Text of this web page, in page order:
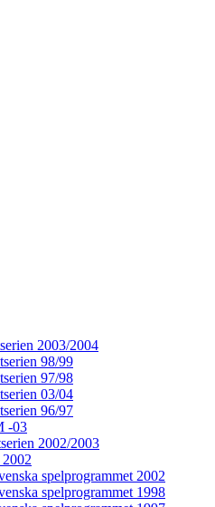
2003/2004
98/99
97/98
03/04
96/97
-03
2002/2003
spelprogrammet 2002
spelprogrammet 1998